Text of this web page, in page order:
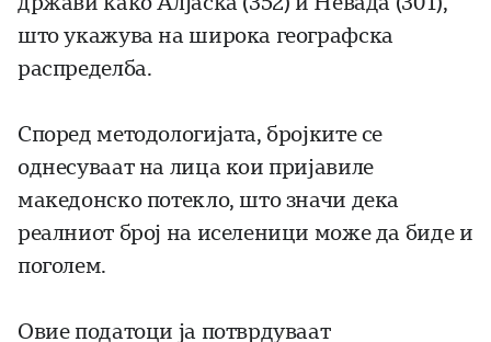
што укажува на широка географска
распределба.
Според методологијата, бројките се
однесуваат на лица кои пријавиле
македонско потекло, што значи дека
реалниот број на иселеници може да биде и
поголем.
Овие податоци ја потврдуваат